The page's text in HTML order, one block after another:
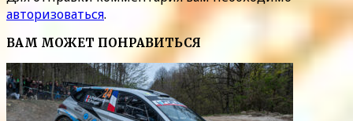
авторизоваться.
ВАМ МОЖЕТ ПОНРАВИТЬСЯ